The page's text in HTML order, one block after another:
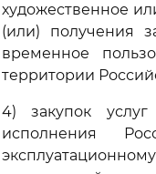
художественное
(или) получения
временное
территории
4) закупок услуг
исполнения